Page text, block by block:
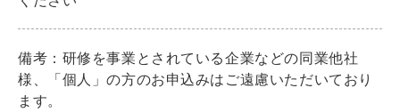
備考：研修を事業とされている企業などの同業他社
様、「個人」の方のお申込みはご遠慮いただいており
ます。